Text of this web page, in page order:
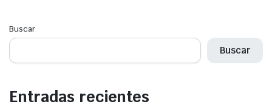
Buscar
Buscar
Entradas recientes